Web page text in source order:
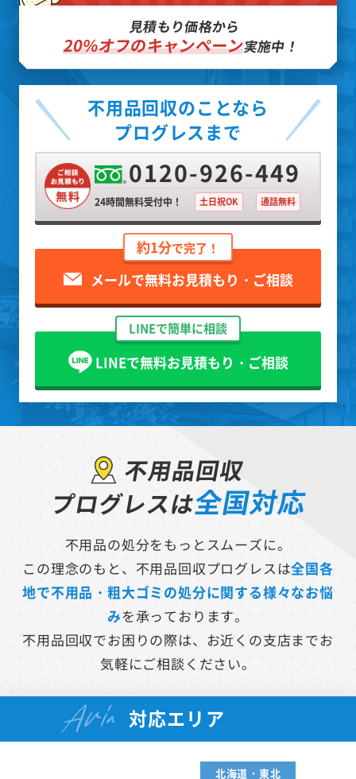
見積もり価格から
20%オフのキャンペーン実施中！
不用品回収のことなら
プログレスまで
0120-926-449
24時間無料受付中！ 土日祝OK 通話無料
約1分で完了！
メールで無料お見積もり・ご相談
LINEで簡単に相談
LINEで無料お見積もり・ご相談
不用品回収
プログレスは全国対応
不用品の処分をもっとスムーズに。
この理念のもと、不用品回収プログレスは全国各
地で不用品・粗大ゴミの処分に関する様々なお悩
みを承っております。
不用品回収でお困りの際は、お近くの支店までお
気軽にご相談ください。
Aria 対応エリア
北海道・東北